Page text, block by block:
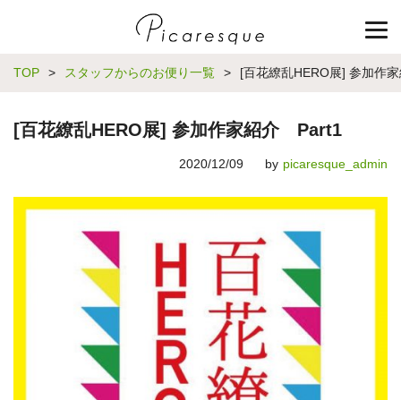
TOP > スタッフからのお便り一覧 > [百花繚乱HERO展] 参加作
[百花繚乱HERO展] 参加作家紹介 Part1
2020/12/09 by picaresque_admin